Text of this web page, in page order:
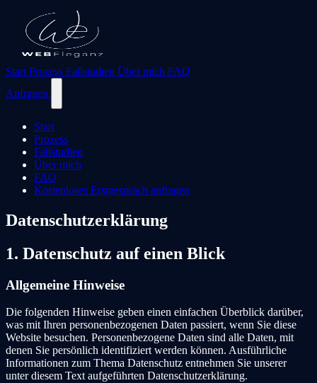
Start Prozess Fallstudien Über mich FAQ
Anfragen
Start
Prozess
Fallstudien
Über mich
FAQ
Kostenloses Erstgespräch anfragen
Datenschutzerklärung
1. Datenschutz auf einen Blick
Allgemeine Hinweise
Die folgenden Hinweise geben einen einfachen Überblick darüber,
was mit Ihren personenbezogenen Daten passiert, wenn Sie diese
Website besuchen. Personenbezogene Daten sind alle Daten, mit
denen Sie persönlich identifiziert werden können. Ausführliche
Informationen zum Thema Datenschutz entnehmen Sie unserer
unter diesem Text aufgeführten Datenschutzerklärung.